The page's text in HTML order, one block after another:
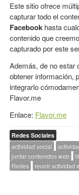
Este sitio ofrece
capturar todo el
Facebook hasta
contenido que
capturado por este
Además, de no estar
obtener información,
integrarlo
Flavor.me
Enlace: Flavor.me
Redes Sociales
actividad social
juntar contenidos web
Redes
reunir actividad